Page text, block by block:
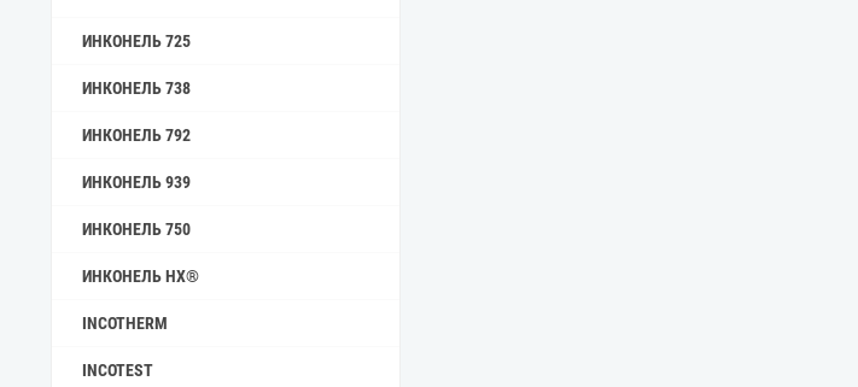
ИНКОНЕЛЬ 725
ИНКОНЕЛЬ 738
ИНКОНЕЛЬ 792
ИНКОНЕЛЬ 939
ИНКОНЕЛЬ 750
ИНКОНЕЛЬ HX®
INCOTHERM
INCOTEST